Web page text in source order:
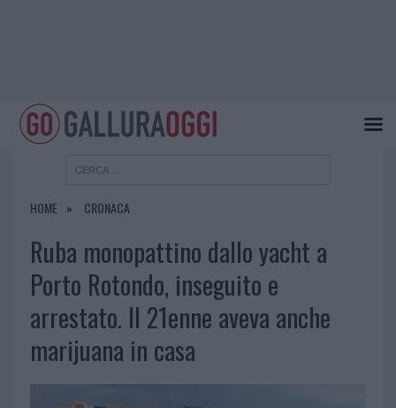
HOME CRONACA
Ruba monopattino dallo yacht a
Porto Rotondo, inseguito e
arrestato. Il 21enne aveva anche
marijuana in casa